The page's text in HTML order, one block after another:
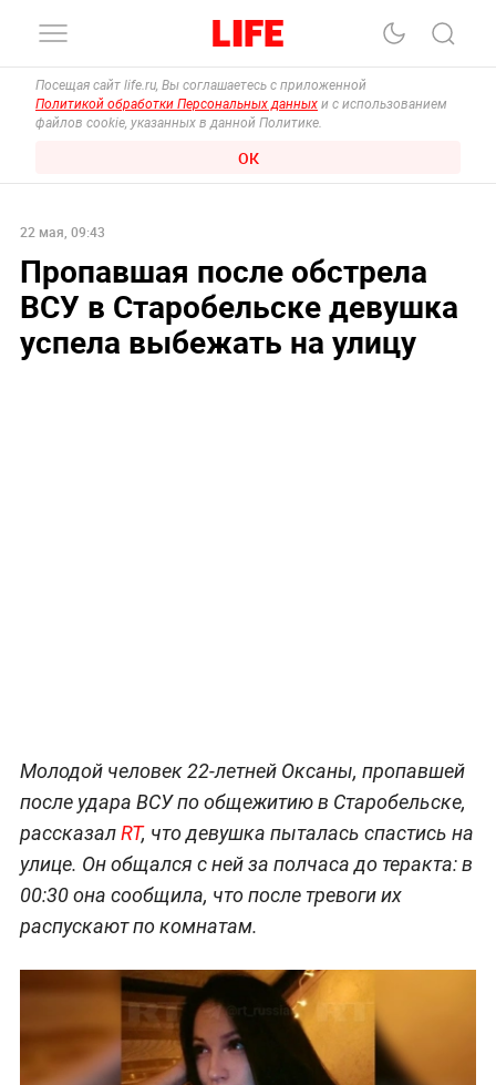
Посещая сайт life.ru, Вы соглашаетесь с приложенной
Политикой обработки Персональных данных и с использованием
файлов cookie, указанных в данной Политике.
ОК
22 мая, 09:43
Пропавшая после обстрела
ВСУ в Старобельске девушка
успела выбежать на улицу
Молодой человек 22-летней Оксаны, пропавшей
после удара ВСУ по общежитию в Старобельске,
рассказалRT, что девушка пыталась спастись на
улице. Он общался с ней за полчаса до теракта: в
00:30 она сообщила, что после тревоги их
распускают по комнатам.